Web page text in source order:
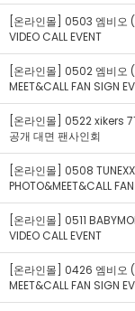
[온라인몰] 0503 엠비
VIDEO CALL EVENT
[온라인몰] 0502 엠비
MEET&CALL FAN SIGN
[온라인몰] 0522 xikers
공개 대면 팬사인회
[온라인몰] 0508
PHOTO&MEET&CALL
[온라인몰] 0511
VIDEO CALL EVENT
[온라인몰] 0426 엠비
MEET&CALL FAN SIGN